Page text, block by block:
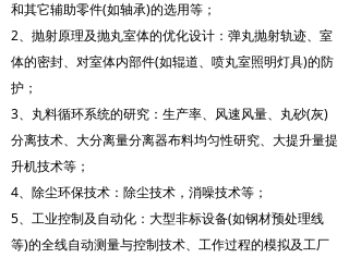
和其它辅助零件(如轴承)的选用等；
2、抛射原理及抛丸室体的优化设计：弹丸抛射轨迹、室
体的密封、对室体内部件(如辊道、喷丸室照明灯具)的防
护；
3、丸料循环系统的研究：生产率、风速风量、丸砂(灰)
分离技术、大分离量分离器布料均匀性研究、大提升量提
升机技术等；
4、除尘环保技术：除尘技术，消噪技术等；
5、工业控制及自动化：大型非标设备(如钢材预处理线
等)的全线自动测量与控制技术、工作过程的模拟及工厂